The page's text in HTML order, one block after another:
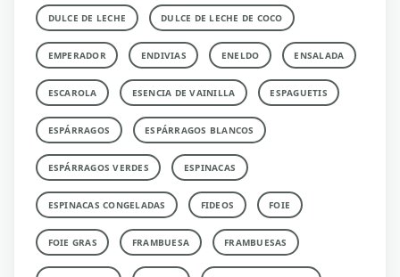
DULCE DE LECHE DULCE DE LECHE DE COCO
EMPERADOR ENDIVIAS ENELDO ENSALADA
ESCAROLA ESENCIA DE VAINILLA ESPAGUETIS
ESPÁRRAGOS ESPÁRRAGOS BLANCOS
ESPÁRRAGOS VERDES ESPINACAS
ESPINACAS CONGELADAS FIDEOS FOIE
FOIE GRAS FRAMBUESA FRAMBUESAS